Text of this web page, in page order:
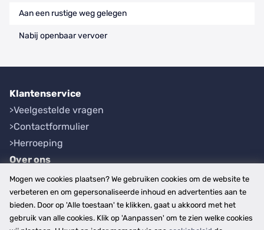
Aan een rustige weg gelegen
Nabij openbaar vervoer
Klantenservice
Veelgestelde vragen
Contactformulier
Herroeping
Over ons
Bedrijfsgegevens
Werkwijze
Overzichten
Plaatsen
Mogen we cookies plaatsen? We gebruiken cookies om de website te
verbeteren en om gepersonaliseerde inhoud en advertenties aan te
bieden. Door op 'Alle toestaan' te klikken, gaat u akkoord met het
gebruik van alle cookies. Klik op 'Aanpassen' om te zien welke cookies